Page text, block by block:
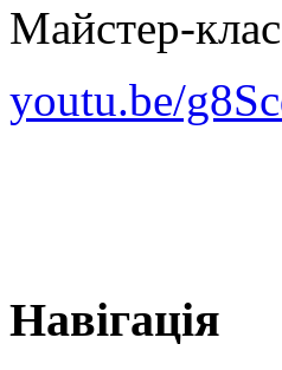
Майстер-
youtu.be/
Навігація